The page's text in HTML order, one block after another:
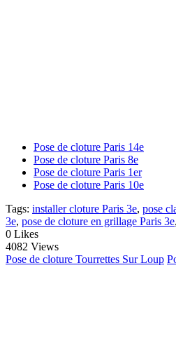
Pose de cloture Paris 14e
Pose de cloture Paris 8e
Pose de cloture Paris 1er
Pose de cloture Paris 10e
Tags: installer cloture Paris 3e, pose
3e, pose de cloture en grillage Paris 3e,
0 Likes
4082 Views
Pose de cloture Tourrettes Sur Loup